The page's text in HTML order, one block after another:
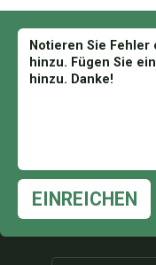
EINREICHEN